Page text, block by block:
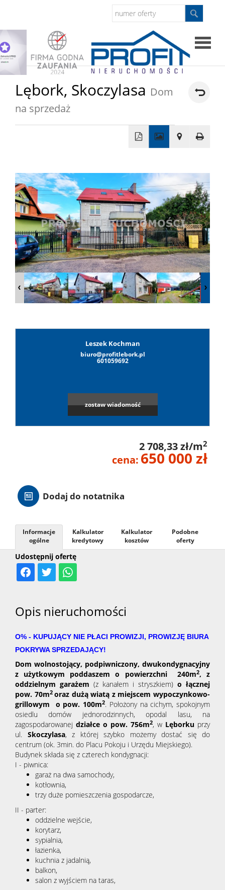
Domy
Dzialki
Lokale
Hale
Hale
za
Lębork, Skoczylasa Dom
na sprzedaż
−
Leaflet
Leszek Kochman
biuro@profitlebork.pl
601059692
zostaw wiadomość
2 708,33 zł/m2
cena: 650 000 zł
Dodaj do notatnika
Udostępnij ofertę
Informacje
ogólne
Kalkulator
kredytowy
Kalkulator
kosztów
Podobne
oferty
Opis nieruchomości
O% - KUPUJĄCY NIE PŁACI PROWIZJI, PROWIZJĘ BIURA
POKRYWA SPRZEDAJĄCY!
Dom wolnostojący, podpiwniczony, dwukondygnacyjny
z użytkowym poddaszem o powierzchni 240m2, z
oddzielnym garażem (z kanałem i stryszkiem) o łącznej
pow. 70m2 oraz dużą wiatą z miejscem wypoczynkowo-
grillowym o pow. 100m2. Położony na cichym, spokojnym
osiedlu domów jednorodzinnych, opodal lasu, na
zagospodarowanej działce o pow. 756m2, w Lęborku przy
ul. Skoczylasa, z której szybko możemy dostać się do
centrum (ok. 3min. do Placu Pokoju i Urzędu Miejskiego).
Budynek składa się z czterech kondygnacji:
I - piwnica:
garaż na dwa samochody,
kotłownia,
trzy duże pomieszczenia gospodarcze,
II - parter:
oddzielne wejście,
korytarz,
sypialnia,
łazienka,
kuchnia z jadalnią,
balkon,
salon z wyjściem na taras,